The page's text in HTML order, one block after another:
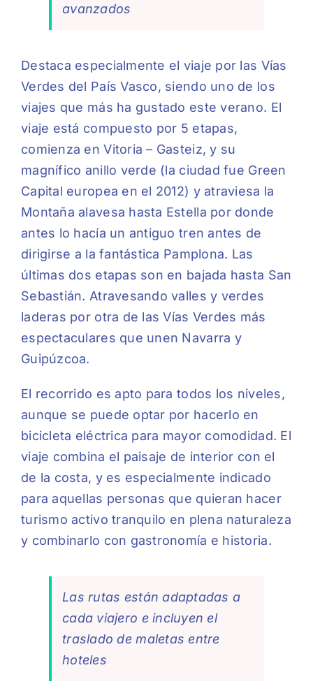
avanzados
Destaca especialmente el viaje por las Vías
Verdes del País Vasco, siendo uno de los
viajes que más ha gustado este verano. El
viaje está compuesto por 5 etapas,
comienza en Vitoria – Gasteiz, y su
magnífico anillo verde (la ciudad fue Green
Capital europea en el 2012) y atraviesa la
Montaña alavesa hasta Estella por donde
antes lo hacía un antiguo tren antes de
dirigirse a la fantástica Pamplona. Las
últimas dos etapas son en bajada hasta San
Sebastián. Atravesando valles y verdes
laderas por otra de las Vías Verdes más
espectaculares que unen Navarra y
Guipúzcoa.
El recorrido es apto para todos los niveles,
aunque se puede optar por hacerlo en
bicicleta eléctrica para mayor comodidad. El
viaje combina el paisaje de interior con el
de la costa, y es especialmente indicado
para aquellas personas que quieran hacer
turismo activo tranquilo en plena naturaleza
y combinarlo con gastronomía e historia.
Las rutas están adaptadas a
cada viajero e incluyen el
traslado de maletas entre
hoteles